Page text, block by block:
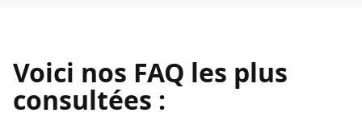
Voici nos FAQ les plus
consultées :